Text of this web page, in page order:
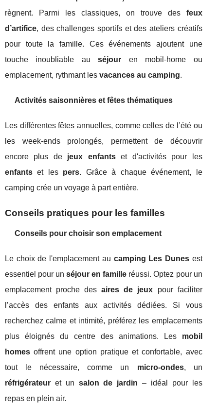
règnent. Parmi les classiques, on trouve des feux
d’artifice, des challenges sportifs et des ateliers créatifs
pour toute la famille. Ces événements ajoutent une
touche inoubliable auséjour en mobil-home ou
emplacement, rythmant les vacances au camping.
Activités saisonnières et fêtes thématiques
Les différentes fêtes annuelles, comme celles de l’été ou
les week-ends prolongés, permettent de découvrir
encore plus de jeux enfantset d'activités pour les
enfants et les pers. Grâce à chaque événement, le
camping crée un voyage à part entière.
Conseils pratiques pour les familles
Conseils pour choisir son emplacement
Le choix de l'emplacement au camping Les Dunesest
essentiel pour unséjour en famille réussi. Optez pour un
emplacement proche desaires de jeux pour faciliter
l’accès des enfants aux activités dédiées. Si vous
recherchez calme et intimité, préférez les emplacements
plus éloignés du centre des animations. Les mobil
homes offrent une option pratique et confortable, avec
tout le nécessaire, comme un micro-ondes, un
réfrigérateur et un salon de jardin – idéal pour les
repas en plein air.